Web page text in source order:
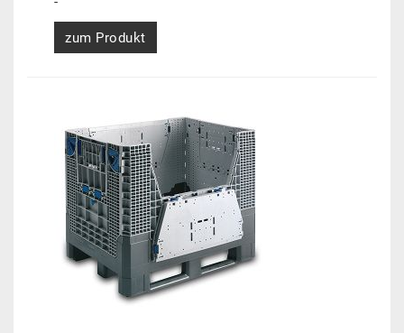
zum Produkt